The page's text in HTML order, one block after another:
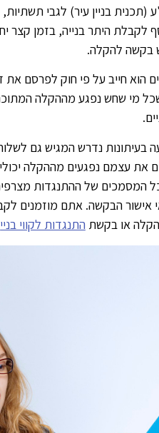
(תכנית בניין עיר) לגבי
לקבלת היתר בנייה, בזמן
בקשה להקלה.
חייב על פי חוק לפרסם
מי שחש נפגע מההקלה
נדרש המגיש גם
של ההתנגדות מצרפים
הבקשה. אתם מוזמנים
או בקשת התנגדות לקווי